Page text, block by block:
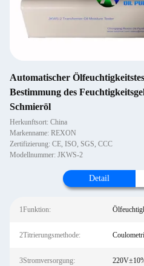
Automatischer
Bestimmung des
Schmieröl
Herkunftsort: China
Markenname: REXON
Zertifizierung: CE, ISO, SGS, CCC
Modellnummer: JKWS-2
Detail
1Funktion:
2Titrierungsmethode:
3Stromversorgung: